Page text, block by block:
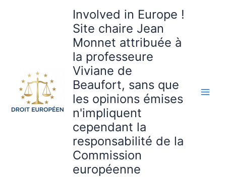
Involved in Europe !
Site chaire Jean
Monnet attribuée à
la professeure
Viviane de
Beaufort, sans que
les opinions émises
n'impliquent
cependant la
responsabilité de la
Commission
européenne